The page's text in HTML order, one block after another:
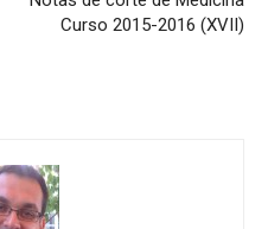
Curso 2015-2016 (XVII)